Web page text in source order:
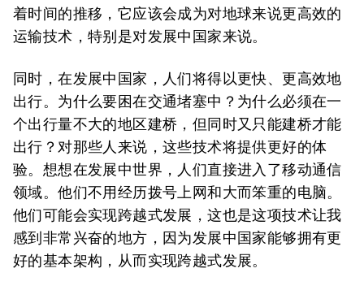
着时间的推移，它应该会成为对地球来说更高效的
运输技术，特别是对发展中国家来说。
同时，在发展中国家，人们将得以更快、更高效地
出行。为什么要困在交通堵塞中？为什么必须在一
个出行量不大的地区建桥，但同时又只能建桥才能
出行？对那些人来说，这些技术将提供更好的体
验。想想在发展中世界，人们直接进入了移动通信
领域。他们不用经历拨号上网和大而笨重的电脑。
他们可能会实现跨越式发展，这也是这项技术让我
感到非常兴奋的地方，因为发展中国家能够拥有更
好的基本架构，从而实现跨越式发展。